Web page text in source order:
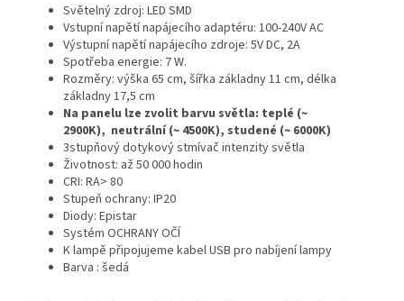
Světelný zdroj: LED SMD
Vstupní napětí napájecího adaptéru: 100-240V AC
Výstupní napětí napájecího zdroje: 5V DC, 2A
Spotřeba energie: 7 W.
Rozměry: výška 65 cm, šířka základny 11 cm, délka
základny 17,5 cm
Na panelu lze zvolit barvu světla: teplé (~
2900K), neutrální (~ 4500K), studené (~ 6000K)
3stupňový dotykový stmívač intenzity světla
Životnost: až 50 000 hodin
CRI: RA> 80
Stupeň ochrany: IP20
Diody: Epistar
Systém OCHRANY OČÍ
K lampě připojujeme kabel USB pro nabíjení lampy
Barva : šedá